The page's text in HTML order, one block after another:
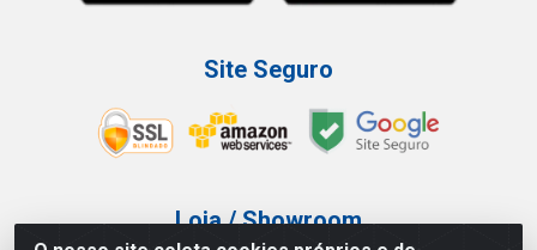
Site Seguro
Loja / Showroom